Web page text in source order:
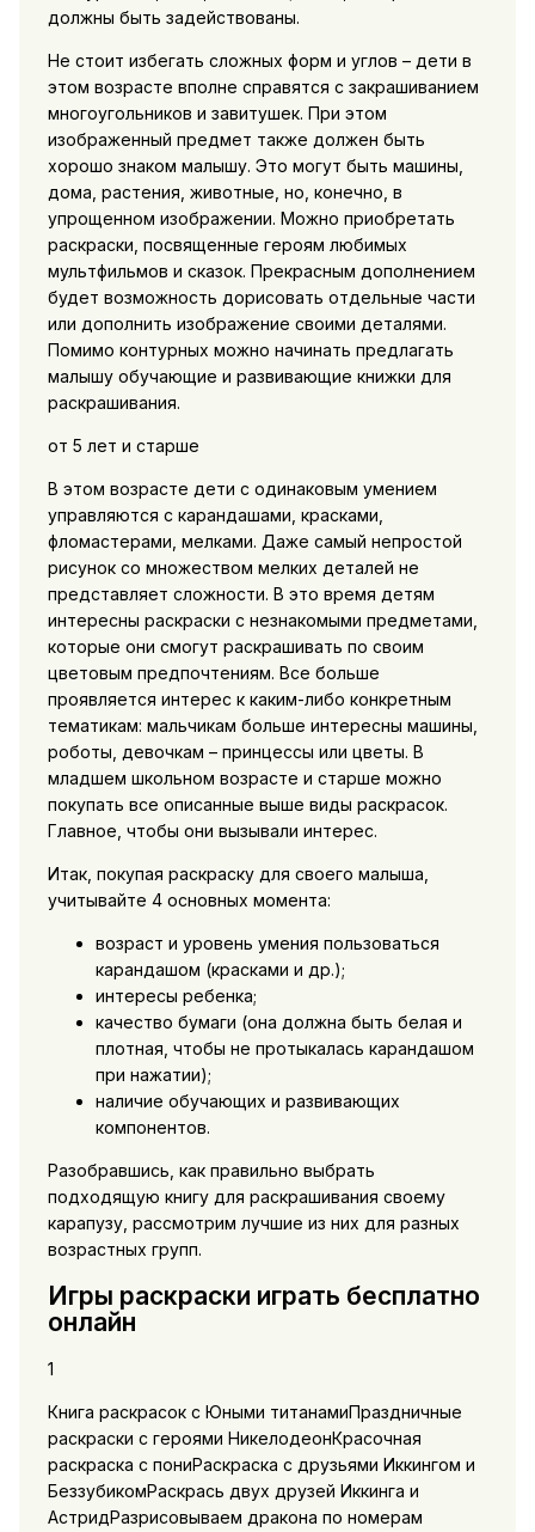
должны быть задействованы.
Не стоит избегать сложных форм и углов – дети в
этом возрасте вполне справятся с закрашиванием
многоугольников и завитушек. При этом
изображенный предмет также должен быть
хорошо знаком малышу. Это могут быть машины,
дома, растения, животные, но, конечно, в
упрощенном изображении. Можно приобретать
раскраски, посвященные героям любимых
мультфильмов и сказок. Прекрасным дополнением
будет возможность дорисовать отдельные части
или дополнить изображение своими деталями.
Помимо контурных можно начинать предлагать
малышу обучающие и развивающие книжки для
раскрашивания.
от 5 лет и старше
В этом возрасте дети с одинаковым умением
управляются с карандашами, красками,
фломастерами, мелками. Даже самый непростой
рисунок со множеством мелких деталей не
представляет сложности. В это время детям
интересны раскраски с незнакомыми предметами,
которые они смогут раскрашивать по своим
цветовым предпочтениям. Все больше
проявляется интерес к каким-либо конкретным
тематикам: мальчикам больше интересны машины,
роботы, девочкам – принцессы или цветы. В
младшем школьном возрасте и старше можно
покупать все описанные выше виды раскрасок.
Главное, чтобы они вызывали интерес.
Итак, покупая раскраску для своего малыша,
учитывайте 4 основных момента:
возраст и уровень умения пользоваться
карандашом (красками и др.);
интересы ребенка;
качество бумаги (она должна быть белая и
плотная, чтобы не протыкалась карандашом
при нажатии);
наличие обучающих и развивающих
компонентов.
Разобравшись, как правильно выбрать
подходящую книгу для раскрашивания своему
карапузу, рассмотрим лучшие из них для разных
возрастных групп.
Игры раскраски играть бесплатно
онлайн
1
Книга раскрасок с Юными титанамиПраздничные
раскраски с героями НикелодеонКрасочная
раскраска с пониРаскраска с друзьями Иккингом и
БеззубикомРаскрась двух друзей Иккинга и
АстридРазрисовываем дракона по номерам